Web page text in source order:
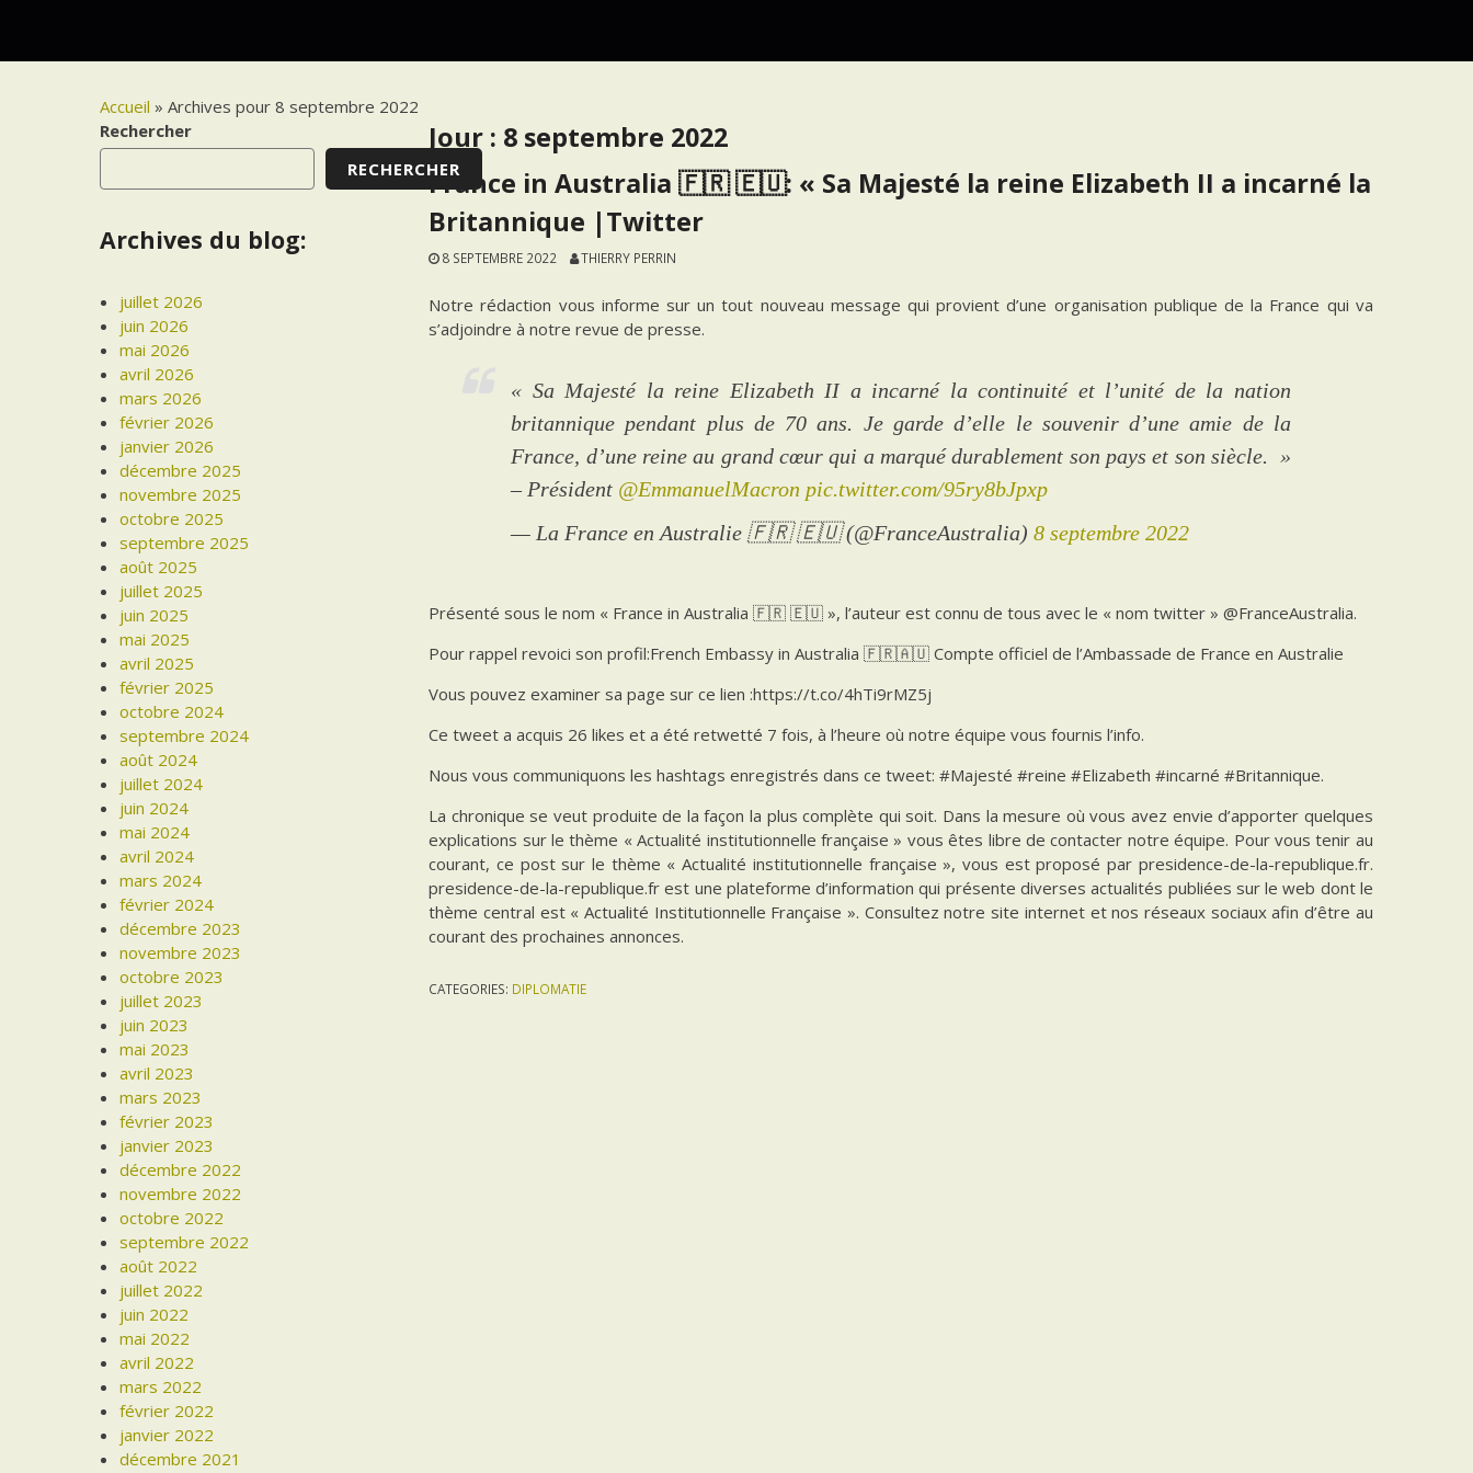
Accueil »Archives pour 8 septembre 2022
Jour : 8 septembre 2022
France in Australia 🇫🇷 🇪🇺: « Sa Majesté la reine Elizabeth II a incarné la
Britannique |Twitter
8 SEPTEMBRE 2022 THIERRY PERRIN
Notre rédaction vous informe sur un tout nouveau message qui provient d’une organisation publique de la France qui va
s’adjoindre à notre revue de presse.
« Sa Majesté la reine Elizabeth II a incarné la continuité et l’unité de la nation
britannique pendant plus de 70 ans. Je garde d’elle le souvenir d’une amie de la
France, d’une reine au grand cœur qui a marqué durablement son pays et son siècle. »
– Président @EmmanuelMacron pic.twitter.com/95ry8bJpxp
— La France en Australie 🇫🇷 🇪🇺 (@FranceAustralia)8 septembre 2022
Présenté sous le nom « France in Australia 🇫🇷 🇪🇺 », l’auteur est connu de tous avec le « nom twitter » @FranceAustralia.
Pour rappel revoici son profil:French Embassy in Australia 🇫🇷🇦🇺 Compte officiel de l’Ambassade de France en Australie
Vous pouvez examiner sa page sur ce lien :https://t.co/4hTi9rMZ5j
Ce tweet a acquis 26 likes et a été retwetté 7 fois, à l’heure où notre équipe vous fournis l’info.
Nous vous communiquons les hashtags enregistrés dans ce tweet: #Majesté #reine #Elizabeth #incarné #Britannique.
La chronique se veut produite de la façon la plus complète qui soit. Dans la mesure où vous avez envie d’apporter quelques
explications sur le thème « Actualité institutionnelle française » vous êtes libre de contacter notre équipe. Pour vous tenir au
courant, ce post sur le thème « Actualité institutionnelle française », vous est proposé par presidence-de-la-republique.fr.
presidence-de-la-republique.fr est une plateforme d’information qui présente diverses actualités publiées sur le web dont le
thème central est « Actualité Institutionnelle Française ». Consultez notre site internet et nos réseaux sociaux afin d’être au
courant des prochaines annonces.
CATEGORIES: DIPLOMATIE
Rechercher
RECHERCHER
Archives du blog:
juillet 2026
juin 2026
mai 2026
avril 2026
mars 2026
février 2026
janvier 2026
décembre 2025
novembre 2025
octobre 2025
septembre 2025
août 2025
juillet 2025
juin 2025
mai 2025
avril 2025
février 2025
octobre 2024
septembre 2024
août 2024
juillet 2024
juin 2024
mai 2024
avril 2024
mars 2024
février 2024
décembre 2023
novembre 2023
octobre 2023
juillet 2023
juin 2023
mai 2023
avril 2023
mars 2023
février 2023
janvier 2023
décembre 2022
novembre 2022
octobre 2022
septembre 2022
août 2022
juillet 2022
juin 2022
mai 2022
avril 2022
mars 2022
février 2022
janvier 2022
décembre 2021